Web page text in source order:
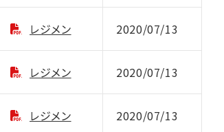
レジメン 2020/07/13
レジメン 2020/07/13
レジメン 2020/07/13